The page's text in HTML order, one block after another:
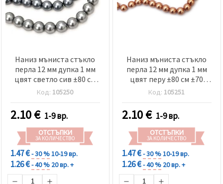
Наниз мъниста стъкло
перла 12 мм дупка 1 мм
цвят светло сив ±80 см
±76 броя
Код: 105250
2.10€ 1-9 вр.
ОТСТЪПКИ
ЗА КОЛИЧЕСТВО
1.47 €- 30 %10-19 вр.
1.26 €- 40 % 20 вр. +
Наниз мъниста стъкло
перла 12 мм дупка 1 мм
цвят перу ±80 см ±70
броя
Код: 105251
2.10€ 1-9 вр.
ОТСТЪПКИ
ЗА КОЛИЧЕСТВО
1.47 €- 30 %10-19 вр.
1.26 €- 40 % 20 вр. +